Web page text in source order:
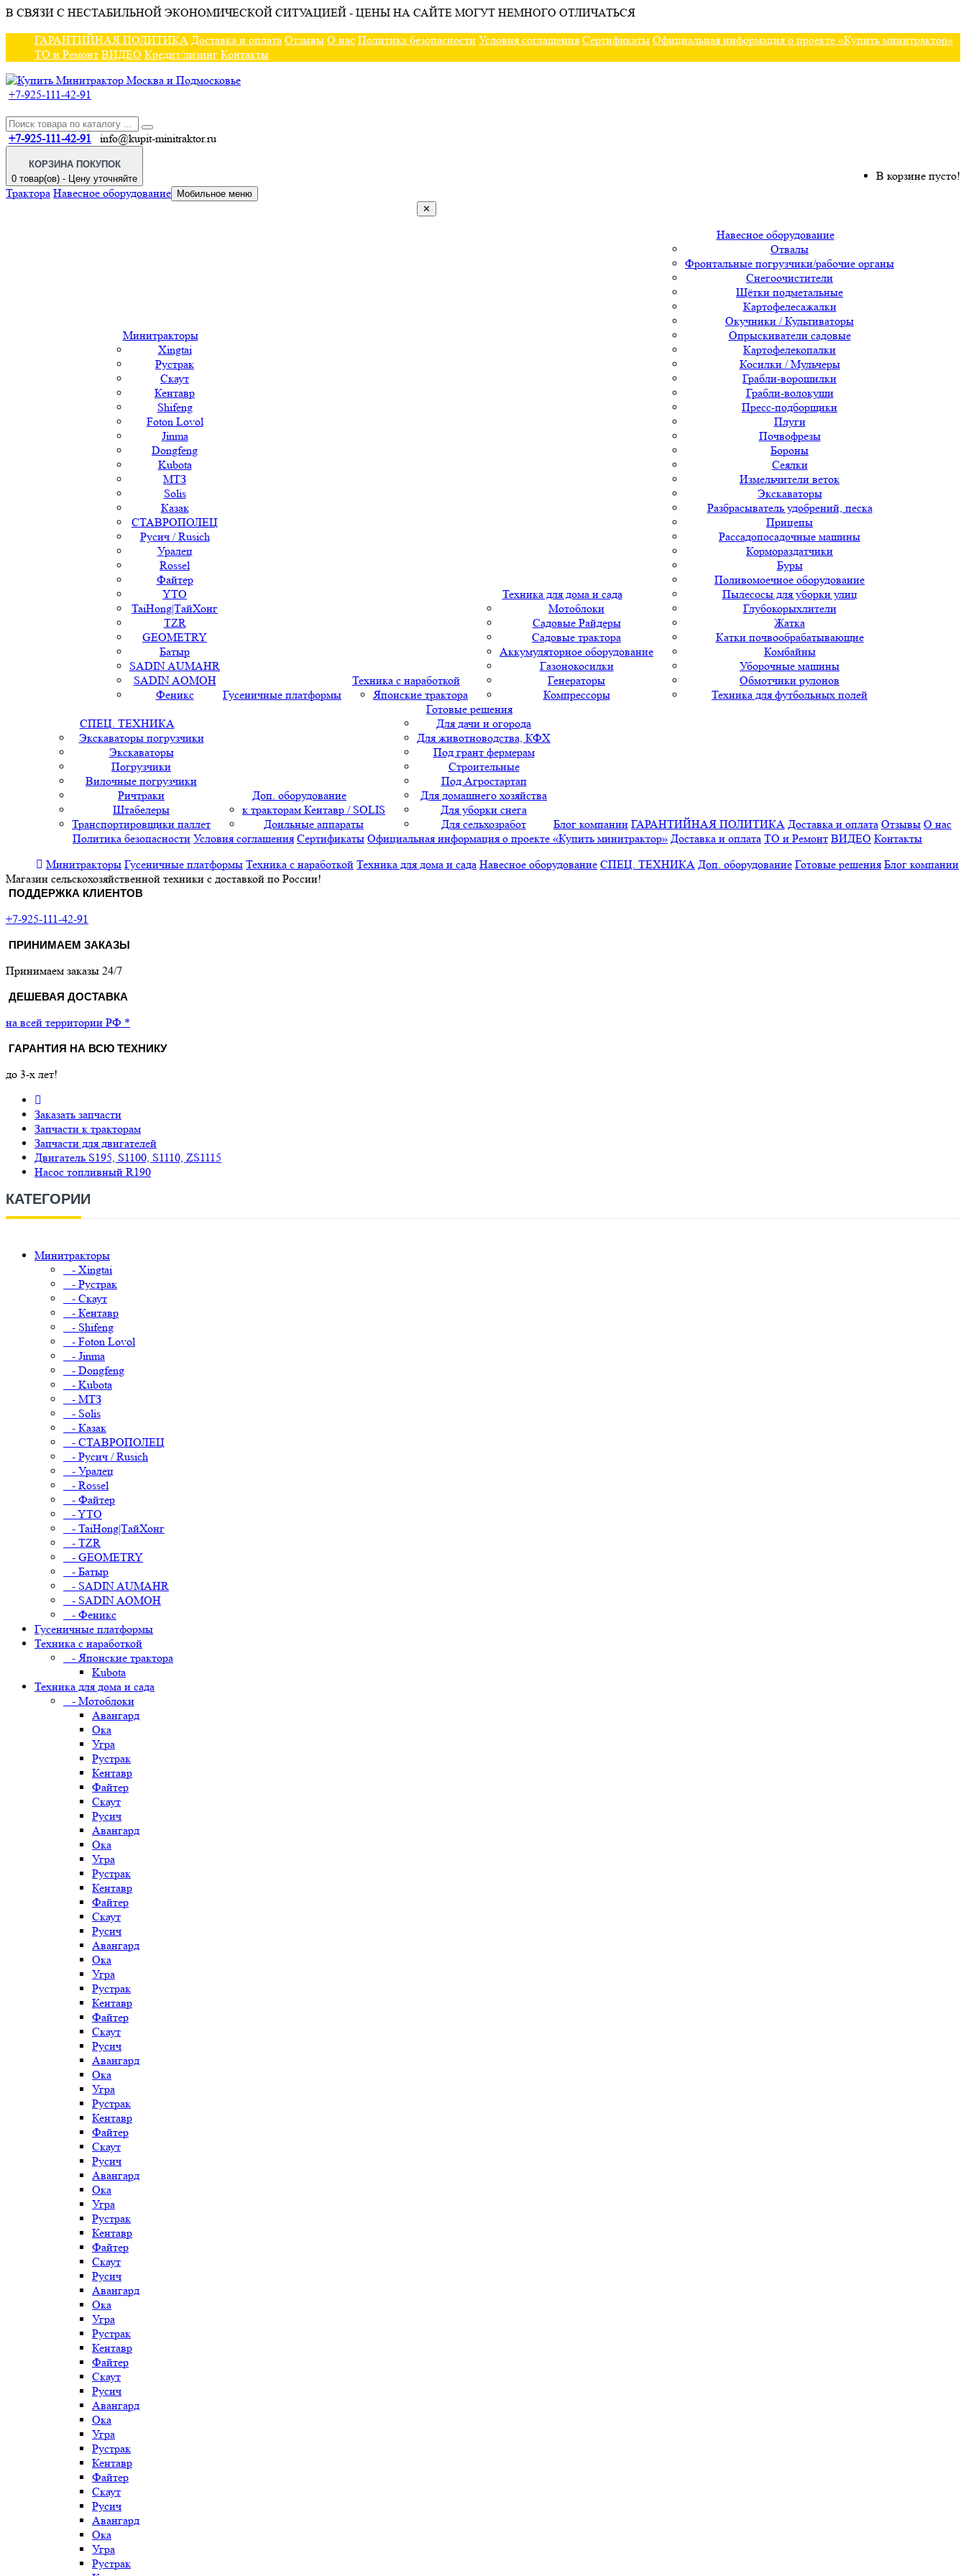
В СВЯЗИ С НЕСТАБИЛЬНОЙ ЭКОНОМИЧЕСКОЙ СИТУАЦИЕЙ - ЦЕНЫ НА САЙТЕ МОГУТ НЕМНОГО ОТЛИЧАТЬСЯ
ГАРАНТИЙНАЯ ПОЛИТИКА Доставка и оплата Отзывы О нас Политика безопасности Условия соглашения Сертификаты Официальная информация о проекте «Купить минитрактор»
ТО и Ремонт ВИДЕО Кредит/лизинг Контакты
+7-925-111-42-91
+7-925-111-42-91 info@kupit-minitraktor.ru
КОРЗИНА ПОКУПОК
0 товар(ов) - Цену уточняйте
В корзине пусто!
Трактора Навесное оборудование
Мобильное меню
✕
Минитракторы
Xingtai
Рустрак
Скаут
Кентавр
Shifeng
Foton Lovol
Jinma
Dongfeng
Kubota
МТЗ
Solis
Казак
СТАВРОПОЛЕЦ
Русич / Rusich
Уралец
Rossel
Файтер
YTO
TaiHong|ТайХонг
TZR
GEOMETRY
Батыр
SADIN AUMAHR
SADIN AOMOH
Феникс
Гусеничные платформы
Техника с наработкой
Японские трактора
Техника для дома и сада
Мотоблоки
Садовые Райдеры
Садовые трактора
Аккумуляторное оборудование
Газонокосилки
Генераторы
Компрессоры
Навесное оборудование
Отвалы
Фронтальные погрузчики/рабочие органы
Снегоочистители
Щётки подметальные
Картофелесажалки
Окучники / Культиваторы
Опрыскиватели садовые
Картофелекопалки
Косилки / Мульчеры
Грабли-ворошилки
Грабли-волокуши
Пресс-подборщики
Плуги
Почвофрезы
Бороны
Сеялки
Измельчители веток
Экскаваторы
Разбрасыватель удобрений, песка
Прицепы
Рассадопосадочные машины
Кормораздатчики
Буры
Поливомоечное оборудование
Пылесосы для уборки улиц
Глубокорыхлители
Жатка
Катки почвообрабатывающие
Комбайны
Уборочные машины
Обмотчики рулонов
Техника для футбольных полей
СПЕЦ. ТЕХНИКА
Экскаваторы погрузчики
Экскаваторы
Погрузчики
Вилочные погрузчики
Ричтраки
Штабелеры
Транспортировщики паллет
Доп. оборудование
к тракторам Кентавр / SOLIS
Доильные аппараты
Готовые решения
Для дачи и огорода
Для животноводства, КФХ
Под грант фермерам
Строительные
Под Агростартап
Для домашнего хозяйства
Для уборки снега
Для сельхозработ
Блог компании ГАРАНТИЙНАЯ ПОЛИТИКА Доставка и оплата Отзывы О нас
Политика безопасности Условия соглашения Сертификаты Официальная информация о проекте «Купить минитрактор» Доставка и оплата ТО и Ремонт ВИДЕО Контакты
Минитракторы Гусеничные платформы Техника с наработкой Техника для дома и сада Навесное оборудование СПЕЦ. ТЕХНИКА Доп. оборудование Готовые решения Блог компании
Магазин сельскохозяйственной техники с доставкой по России!
ПОДДЕРЖКА КЛИЕНТОВ
+7-925-111-42-91
ПРИНИМАЕМ ЗАКАЗЫ
Принимаем заказы 24/7
ДЕШЕВАЯ ДОСТАВКА
на всей территории РФ *
ГАРАНТИЯ НА ВСЮ ТЕХНИКУ
до 3-х лет!
Заказать запчасти
Запчасти к тракторам
Запчасти для двигателей
Двигатель S195, S1100, S1110, ZS1115
Насос топливный R190
КАТЕГОРИИ
Минитракторы
- Xingtai
- Рустрак
- Скаут
- Кентавр
- Shifeng
- Foton Lovol
- Jinma
- Dongfeng
- Kubota
- МТЗ
- Solis
- Казак
- СТАВРОПОЛЕЦ
- Русич / Rusich
- Уралец
- Rossel
- Файтер
- YTO
- TaiHong|ТайХонг
- TZR
- GEOMETRY
- Батыр
- SADIN AUMAHR
- SADIN AOMOH
- Феникс
Гусеничные платформы
Техника с наработкой
- Японские трактора
Kubota
Техника для дома и сада
- Мотоблоки
Авангард
Ока
Угра
Рустрак
Кентавр
Файтер
Скаут
Русич
Авангард
Ока
Угра
Рустрак
Кентавр
Файтер
Скаут
Русич
Авангард
Ока
Угра
Рустрак
Кентавр
Файтер
Скаут
Русич
Авангард
Ока
Угра
Рустрак
Кентавр
Файтер
Скаут
Русич
Авангард
Ока
Угра
Рустрак
Кентавр
Файтер
Скаут
Русич
Авангард
Ока
Угра
Рустрак
Кентавр
Файтер
Скаут
Русич
Авангард
Ока
Угра
Рустрак
Кентавр
Файтер
Скаут
Русич
Авангард
Ока
Угра
Рустрак